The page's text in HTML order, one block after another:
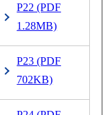
P22 (PDF
1.28MB)
P23 (PDF
702KB)